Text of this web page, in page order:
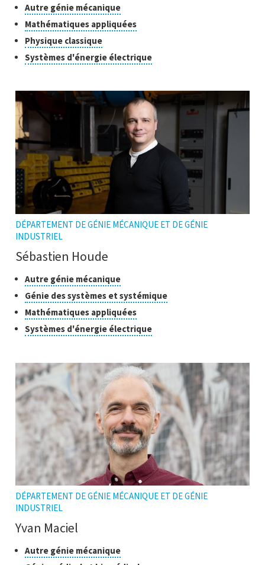
Classes
de
recherche
Autre génie mécaniqueCliquer
pour
ouvrir
Mathématiques appliquéesCliquer
pour
l'infobulle
Physique classiqueCliquer
pour
ouvrir
Systèmes d'énergie électriqueCliquer
pour
l'infobulle
DÉPARTEMENT DE GÉNIE MÉCANIQUE ET DE GÉNIE
INDUSTRIEL
Sébastien Houde
Classes
de
recherche
Autre génie mécaniqueCliquer
pour
ouvrir
l'infobulle
Génie des systèmes et systémiqueCliquer
Mathématiques appliquéesCliquer
ouvrir
Systèmes d'énergie électriqueCliquer
l'infobulle
DÉPARTEMENT DE GÉNIE MÉCANIQUE ET DE GÉNIE
INDUSTRIEL
Yvan Maciel
Classes
Autre génie mécaniqueCliquer
pour